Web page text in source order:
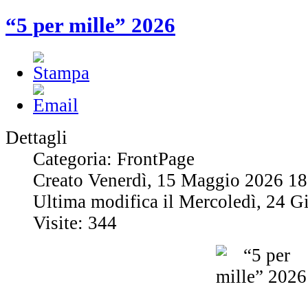
“5 per mille” 2026
Dettagli
Categoria: FrontPage
Creato Venerdì, 15 Maggio 2026
Ultima modifica il Mercoledì, 24
Visite: 344